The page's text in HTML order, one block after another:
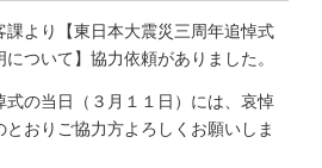
課より【東日本大震災三周年追悼式
ついて】協力依頼がありました。
式の当日（３月１１日）には、哀悼
おりご協力方よろしくお願いしま